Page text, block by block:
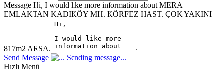
Message Hi, I would like more information about MERA
EMLAKTAN KADIKÖY MH. KÖRFEZ HAST. ÇOK YAKINI
817m2 ARSA.
Send Message
Sending message...
Hızlı Menü